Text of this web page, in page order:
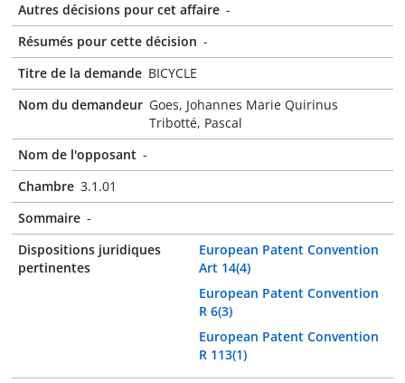
Autres décisions pour cet affaire -
Résumés pour cette décision -
Titre de la demande BICYCLE
Nom du demandeur Goes, Johannes Marie Quirinus
Tribotté, Pascal
Nom de l'opposant -
Chambre 3.1.01
Sommaire -
Dispositions juridiques
pertinentes
European Patent Convention
Art 14(4)
European Patent Convention
R 6(3)
European Patent Convention
R 113(1)